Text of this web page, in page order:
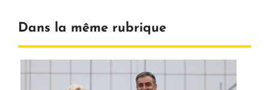
Dans la même rubrique